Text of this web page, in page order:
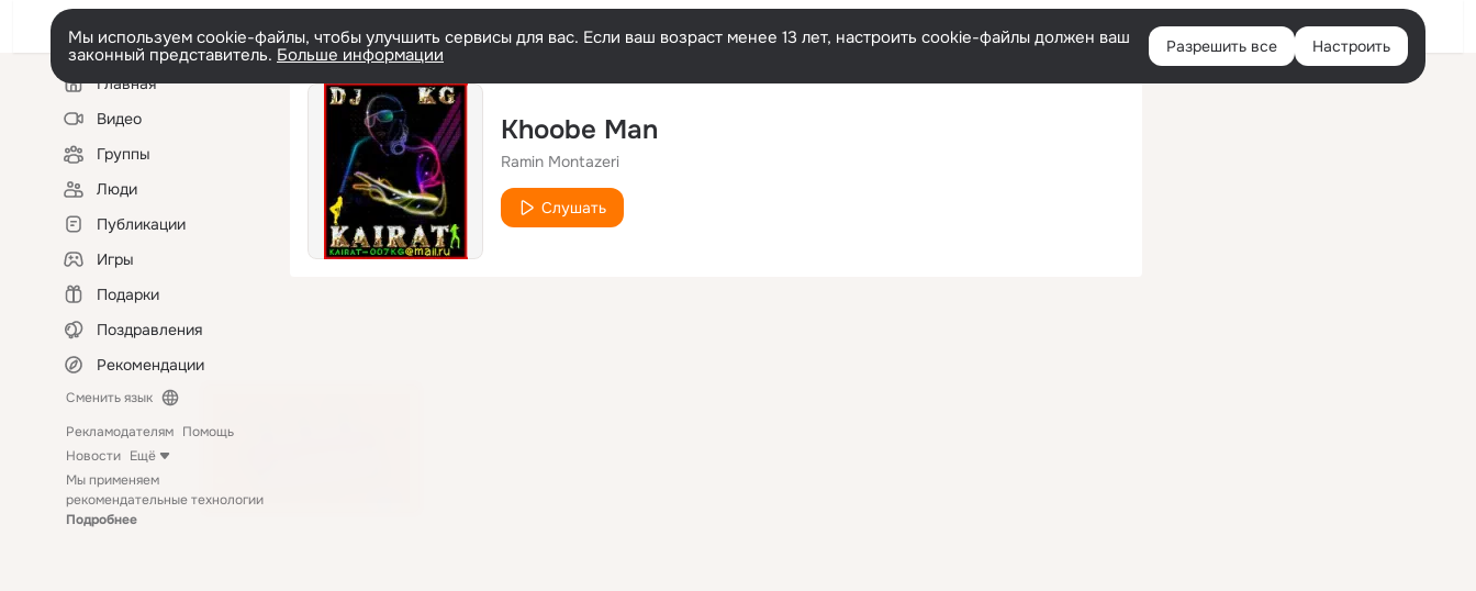
Войти
Мы используем cookie-файлы, чтобы улучшить сервисы для вас. Если ваш возраст менее 13 лет, настроить cookie-файлы должен ваш
законный представитель. Больше информации Разрешить все Настроить
Левая
колонкаГлавная
Видео
Группы
Люди
Публикации
Игры
Подарки
Поздравления
Рекомендации
Сменить язык
Рекламодателям Помощь
Новости Ещё
Мы применяем
рекомендательные технологии
Подробнее
Khoobe Man
Ramin Montazeri
Слушать